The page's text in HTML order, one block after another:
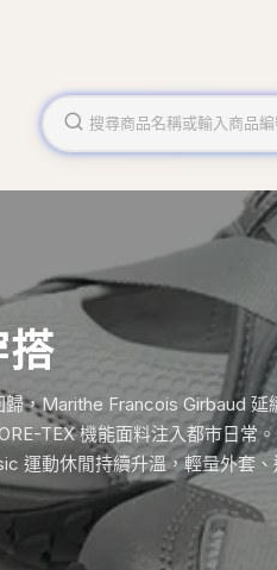
，Marithe Francois Girbaud 延
TEX 機能面料注入都市日常
運動休閒持續升溫，輕量外套